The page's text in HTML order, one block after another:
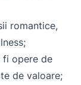
romantice,
fi opere de
de valoare;